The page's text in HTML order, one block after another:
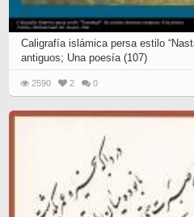
Caligrafía islámica persa estilo
antiguos; Una poesía (107)
2590 2 0